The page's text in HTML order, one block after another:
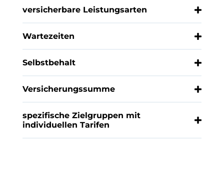
versicherbare Leistungsarten
Wartezeiten
Selbstbehalt
Versicherungssumme
spezifische Zielgruppen mit
individuellen Tarifen